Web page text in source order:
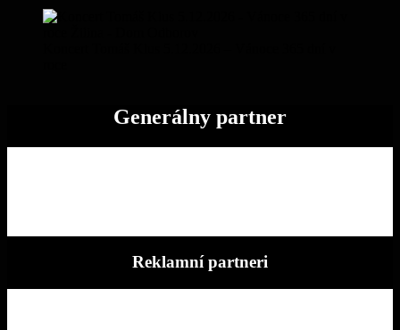
Generálny partner
Reklamní partneri